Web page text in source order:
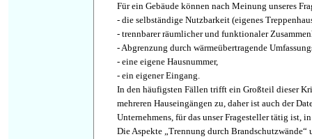
Für ein Gebäude können nach Meinung unseres
- die selbständige Nutzbarkeit (eigenes
- trennbarer räumlicher und funktionaler
- Abgrenzung durch wärmeübertragende
- eine eigene Hausnummer,
- ein eigener Eingang.
In den häufigsten Fällen trifft ein Großteil dieser
mehreren Hauseingängen zu, daher ist auch der
Unternehmens, für das unser Fragesteller tätig ist,
Die Aspekte „Trennung durch Brandschutzwände“